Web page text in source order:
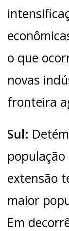
o que
novas
fronteira
Sul:
extensão
maior
Em